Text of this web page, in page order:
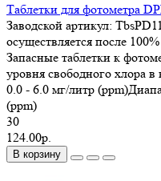
Таблетки для фотометра
Заводской артикул:
осуществляется после
Запасные таблетки к
уровня свободного хлора
0.0 - 6.0 мг/литр
(ppm)
30
124.00р.
В корзину